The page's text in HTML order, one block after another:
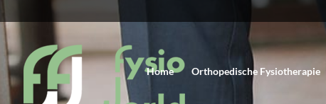
Home Orthopedische Fysiotherapie